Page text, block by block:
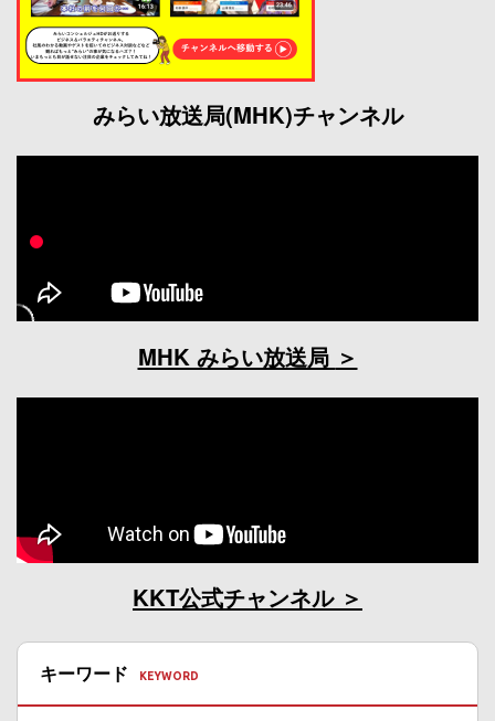
みらい放送局(MHK)チャンネル
MHK みらい放送局
KKT公式チャンネル
キーワード